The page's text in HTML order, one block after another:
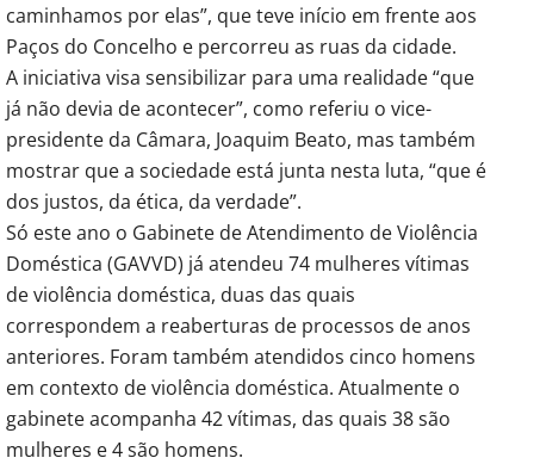
caminhamos por elas”, que teve início em frente aos
Paços do Concelho e percorreu as ruas da cidade.
A iniciativa visa sensibilizar para uma realidade “que
já não devia de acontecer”, como referiu o vice-
presidente da Câmara, Joaquim Beato, mas também
mostrar que a sociedade está junta nesta luta, “que é
dos justos, da ética, da verdade”.
Só este ano o Gabinete de Atendimento de Violência
Doméstica (GAVVD) já atendeu 74 mulheres vítimas
de violência doméstica, duas das quais
correspondem a reaberturas de processos de anos
anteriores. Foram também atendidos cinco homens
em contexto de violência doméstica. Atualmente o
gabinete acompanha 42 vítimas, das quais 38 são
mulheres e 4 são homens.